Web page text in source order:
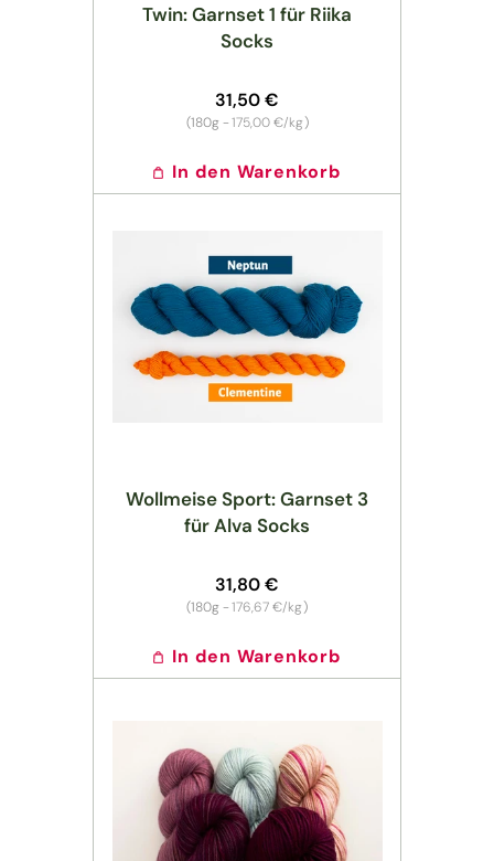
Twin: Garnset 1 für Riika
Socks
Normaler
Preis
31,50 €
(180g -Grundpreis
175,00 €/kg)
In den Warenkorb
Wollmeise Sport: Garnset 3
für Alva Socks
Normaler
Preis
31,80 €
(180g -Grundpreis
176,67 €/kg)
In den Warenkorb